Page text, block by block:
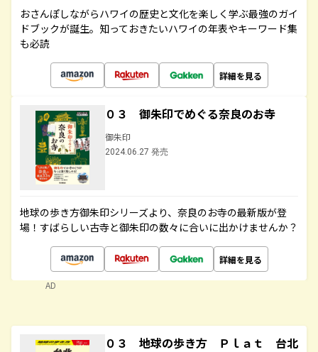
おさんぽしながらハワイの歴史と文化を楽しく学ぶ最強のガイ
ドブックが誕生。知っておきたいハワイの年表やキーワード集
も必読
詳細を見る
０３ 御朱印でめぐる奈良のお寺
御朱印
2024.06.27 発売
地球の歩き方御朱印シリーズより、奈良のお寺の最新版が登
場！すばらしい古寺と御朱印の数々に合いに出かけませんか？
詳細を見る
AD
０３ 地球の歩き方 Ｐｌａｔ 台北